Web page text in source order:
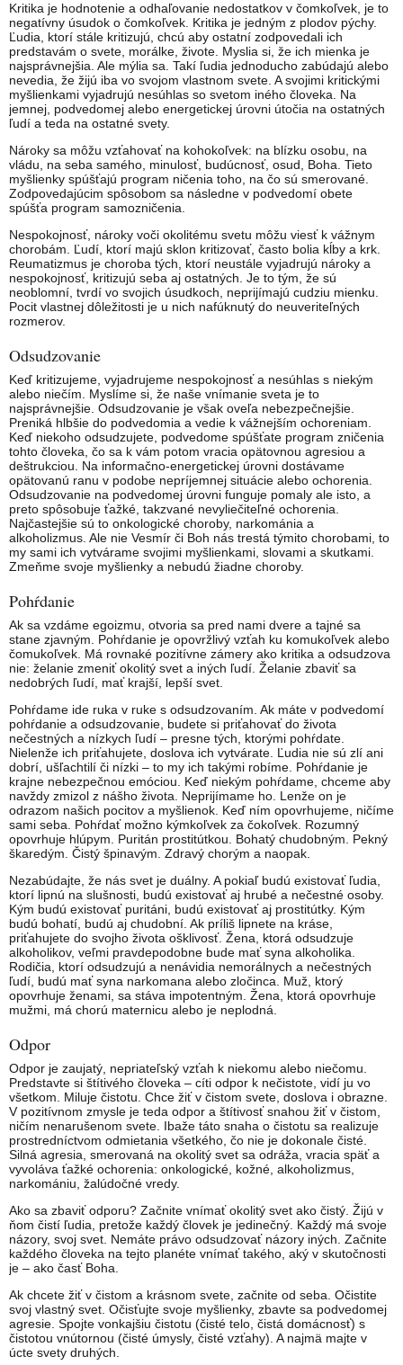
Kritika je hodnotenie a odhaľovanie nedostatkov v čomkoľvek, je to
negatívny úsudok o čomkoľvek. Kritika je jedným z plodov pýchy.
Ľudia, ktorí stále kritizujú, chcú aby ostatní zodpovedali ich
predstavám o svete, morálke, živote. Myslia si, že ich mienka je
najsprávnejšia. Ale mýlia sa. Takí ľudia jednoducho zabúdajú alebo
nevedia, že žijú iba vo svojom vlastnom svete. A svojimi kritickými
myšlienkami vyjadrujú nesúhlas so svetom iného človeka. Na
jemnej, podvedomej alebo energetickej úrovni útočia na ostatných
ľudí a teda na ostatné svety.
Nároky sa môžu vzťahovať na kohokoľvek: na blízku osobu, na
vládu, na seba samého, minulosť, budúcnosť, osud, Boha. Tieto
myšlienky spúšťajú program ničenia toho, na čo sú smerované.
Zodpovedajúcim spôsobom sa následne v podvedomí obete
spúšťa program samozničenia.
Nespokojnosť, nároky voči okolitému svetu môžu viesť k vážnym
chorobám. Ľudí, ktorí majú sklon kritizovať, často bolia kĺby a krk.
Reumatizmus je choroba tých, ktorí neustále vyjadrujú nároky a
nespokojnosť, kritizujú seba aj ostatných. Je to tým, že sú
neoblomní, tvrdí vo svojich úsudkoch, neprijímajú cudziu mienku.
Pocit vlastnej dôležitosti je u nich nafúknutý do neuveriteľných
rozmerov.
Odsudzovanie
Keď kritizujeme, vyjadrujeme nespokojnosť a nesúhlas s niekým
alebo niečím. Myslíme si, že naše vnímanie sveta je to
najsprávnejšie. Odsudzovanie je však oveľa nebezpečnejšie.
Preniká hlbšie do podvedomia a vedie k vážnejším ochoreniam.
Keď niekoho odsudzujete, podvedome spúšťate program zničenia
tohto človeka, čo sa k vám potom vracia opätovnou agresiou a
deštrukciou. Na informačno-energetickej úrovni dostávame
opätovanú ranu v podobe nepríjemnej situácie alebo ochorenia.
Odsudzovanie na podvedomej úrovni funguje pomaly ale isto, a
preto spôsobuje ťažké, takzvané nevyliečiteľné ochorenia.
Najčastejšie sú to onkologické choroby, narkománia a
alkoholizmus. Ale nie Vesmír či Boh nás trestá týmito chorobami, to
my sami ich vytvárame svojimi myšlienkami, slovami a skutkami.
Zmeňme svoje myšlienky a nebudú žiadne choroby.
Pohŕdanie
Ak sa vzdáme egoizmu, otvoria sa pred nami dvere a tajné sa
stane zjavným. Pohŕdanie je opovržlivý vzťah ku komukoľvek alebo
čomukoľvek. Má rovnaké pozitívne zámery ako kritika a odsudzova
nie: želanie zmeniť okolitý svet a iných ľudí. Želanie zbaviť sa
nedobrých ľudí, mať krajší, lepší svet.
Pohŕdame ide ruka v ruke s odsudzovaním. Ak máte v podvedomí
pohŕdanie a odsudzovanie, budete si priťahovať do života
nečestných a nízkych ľudí – presne tých, ktorými pohŕdate.
Nielenže ich priťahujete, doslova ich vytvárate. Ľudia nie sú zlí ani
dobrí, ušľachtilí či nízki – to my ich takými robíme. Pohŕdanie je
krajne nebezpečnou emóciou. Keď niekým pohŕdame, chceme aby
navždy zmizol z nášho života. Neprijímame ho. Lenže on je
odrazom našich pocitov a myšlienok. Keď ním opovrhujeme, ničíme
sami seba. Pohŕdať možno kýmkoľvek za čokoľvek. Rozumný
opovrhuje hlúpym. Puritán prostitútkou. Bohatý chudobným. Pekný
škaredým. Čistý špinavým. Zdravý chorým a naopak.
Nezabúdajte, že nás svet je duálny. A pokiaľ budú existovať ľudia,
ktorí lipnú na slušnosti, budú existovať aj hrubé a nečestné osoby.
Kým budú existovať puritáni, budú existovať aj prostitútky. Kým
budú bohatí, budú aj chudobní. Ak príliš lipnete na kráse,
priťahujete do svojho života ošklivosť. Žena, ktorá odsudzuje
alkoholikov, veľmi pravdepodobne bude mať syna alkoholika.
Rodičia, ktorí odsudzujú a nenávidia nemorálnych a nečestných
ľudí, budú mať syna narkomana alebo zločinca. Muž, ktorý
opovrhuje ženami, sa stáva impotentným. Žena, ktorá opovrhuje
mužmi, má chorú maternicu alebo je neplodná.
Odpor
Odpor je zaujatý, nepriateľský vzťah k niekomu alebo niečomu.
Predstavte si štítivého človeka – cíti odpor k nečistote, vidí ju vo
všetkom. Miluje čistotu. Chce žiť v čistom svete, doslova i obrazne.
V pozitívnom zmysle je teda odpor a štítivosť snahou žiť v čistom,
ničím nenarušenom svete. Ibaže táto snaha o čistotu sa realizuje
prostredníctvom odmietania všetkého, čo nie je dokonale čisté.
Silná agresia, smerovaná na okolitý svet sa odráža, vracia späť a
vyvoláva ťažké ochorenia: onkologické, kožné, alkoholizmus,
narkomániu, žalúdočné vredy.
Ako sa zbaviť odporu? Začnite vnímať okolitý svet ako čistý. Žijú v
ňom čistí ľudia, pretože každý človek je jedinečný. Každý má svoje
názory, svoj svet. Nemáte právo odsudzovať názory iných. Začnite
každého človeka na tejto planéte vnímať takého, aký v skutočnosti
je – ako časť Boha.
Ak chcete žiť v čistom a krásnom svete, začnite od seba. Očistite
svoj vlastný svet. Očisťujte svoje myšlienky, zbavte sa podvedomej
agresie. Spojte vonkajšiu čistotu (čisté telo, čistá domácnosť) s
čistotou vnútornou (čisté úmysly, čisté vzťahy). A najmä majte v
úcte svety druhých.